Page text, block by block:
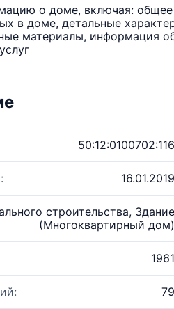
о доме, включая: общее
в доме, детальные
материалы, информация
50:12:0100702:116
16.01.2019
строительства, Здание
(Многоквартирный дом)
1961
79